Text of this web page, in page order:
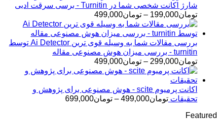
تومان145,000
تا
تومان399,000
شارژ اکانت شخصی شما در Turnitin - برسی سرقت ادبی
تومان199,000
– تومان499,000محدوده
قیمت:
تومان199,000
تا
تومان499,000
بررسی مقالات شما به وسیله قوی ترین Ai Detector توسط
turnitin - بررسی میزان هوش مصنوعی مقاله
تومان299,000
– تومان499,000محدوده
قیمت:
تا
تومان499,000
اکانت پرمیوم scite - هوش مصنوعی برای پژوهش و
تحقیقات تومان499,000
– تومان699,000محدوده
Featured